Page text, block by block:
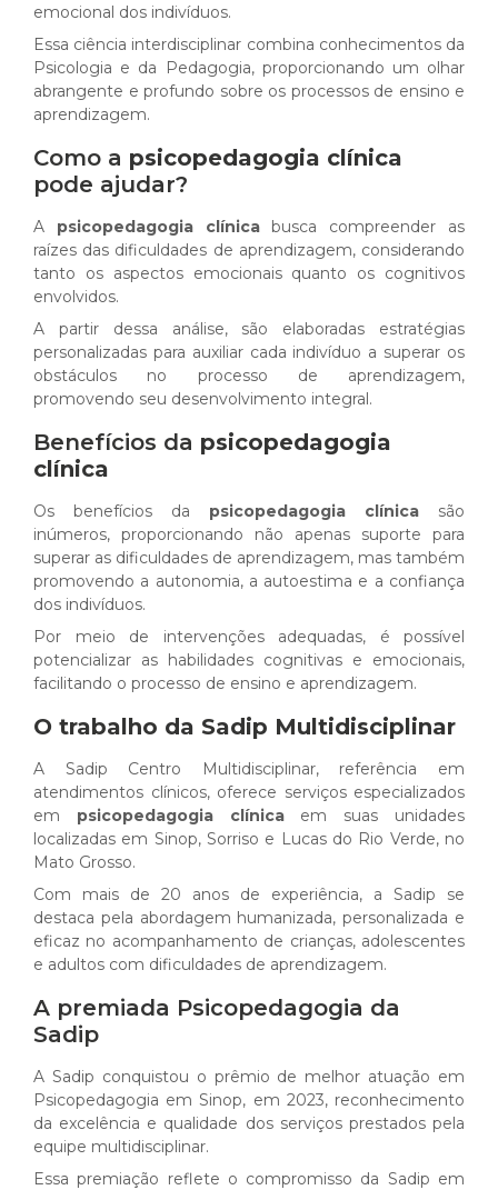
emocional dos indivíduos.
Essa ciência interdisciplinar combina conhecimentos da
Psicologia e da Pedagogia, proporcionando um olhar
abrangente e profundo sobre os processos de ensino e
aprendizagem.
Como a psicopedagogia clínica
pode ajudar?
A psicopedagogia clínicabusca compreender as
raízes das dificuldades de aprendizagem, considerando
tanto os aspectos emocionais quanto os cognitivos
envolvidos.
A partir dessa análise, são elaboradas estratégias
personalizadas para auxiliar cada indivíduo a superar os
obstáculos no processo de aprendizagem,
promovendo seu desenvolvimento integral.
Benefícios da psicopedagogia
clínica
Os benefícios da psicopedagogia clínica são
inúmeros, proporcionando não apenas suporte para
superar as dificuldades de aprendizagem, mas também
promovendo a autonomia, a autoestima e a confiança
dos indivíduos.
Por meio de intervenções adequadas, é possível
potencializar as habilidades cognitivas e emocionais,
facilitando o processo de ensino e aprendizagem.
O trabalho da Sadip Multidisciplinar
A Sadip Centro Multidisciplinar, referência em
atendimentos clínicos, oferece serviços especializados
em psicopedagogia clínicaem suas unidades
localizadas em Sinop, Sorriso e Lucas do Rio Verde, no
Mato Grosso.
Com mais de 20 anos de experiência, a Sadip se
destaca pela abordagem humanizada, personalizada e
eficaz no acompanhamento de crianças, adolescentes
e adultos com dificuldades de aprendizagem.
A premiada Psicopedagogia da
Sadip
A Sadip conquistou o prêmio de melhor atuação em
Psicopedagogia em Sinop, em 2023, reconhecimento
da excelência e qualidade dos serviços prestados pela
equipe multidisciplinar.
Essa premiação reflete o compromisso da Sadip em